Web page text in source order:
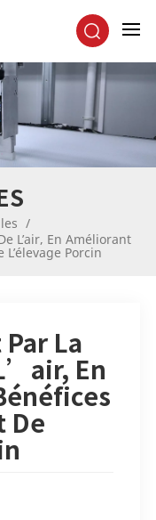
/
L’air, En Améliorant
L’élevage Porcin
La
En
De